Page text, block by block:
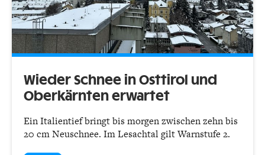
Wieder Schnee in Osttirol und
Oberkärnten erwartet
Ein Italientief bringt bis morgen zwischen zehn bis
20 cm Neuschnee. Im Lesachtal gilt Warnstufe 2.